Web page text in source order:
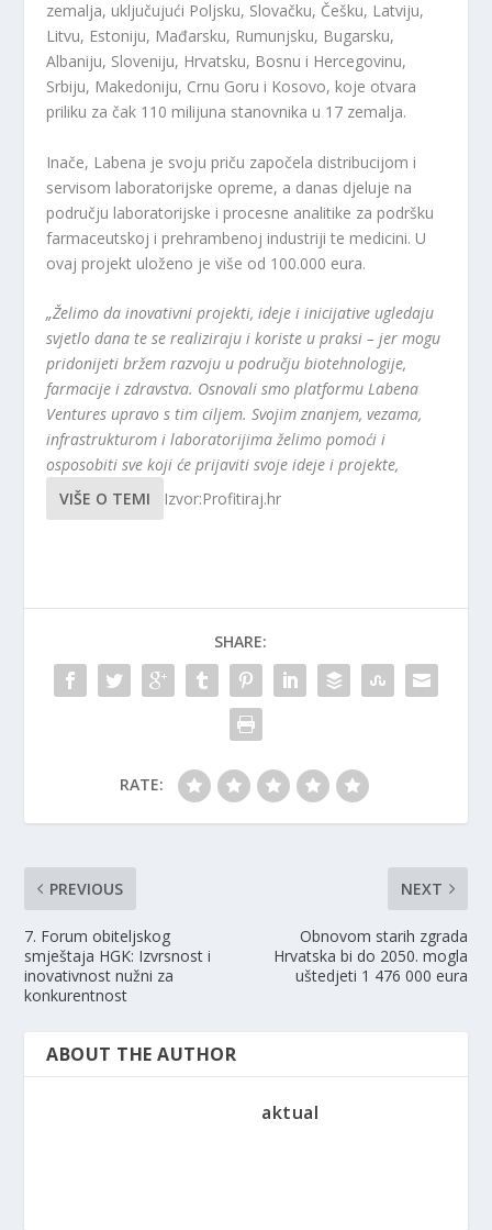
zemalja, uključujući Poljsku, Slovačku, Češku, Latviju,
Litvu, Estoniju, Mađarsku, Rumunjsku, Bugarsku,
Albaniju, Sloveniju, Hrvatsku, Bosnu i Hercegovinu,
Srbiju, Makedoniju, Crnu Goru i Kosovo, koje otvara
priliku za čak 110 milijuna stanovnika u 17 zemalja.
Inače, Labena je svoju priču započela distribucijom i
servisom laboratorijske opreme, a danas djeluje na
području laboratorijske i procesne analitike za podršku
farmaceutskoj i prehrambenoj industriji te medicini. U
ovaj projekt uloženo je više od 100.000 eura.
„Želimo da inovativni projekti, ideje i inicijative ugledaju
svjetlo dana te se realiziraju i koriste u praksi – jer mogu
pridonijeti bržem razvoju u području biotehnologije,
farmacije i zdravstva. Osnovali smo platformu Labena
Ventures upravo s tim ciljem. Svojim znanjem, vezama,
infrastrukturom i laboratorijima želimo pomoći i
osposobiti sve koji će prijaviti svoje ideje i projekte,
VIŠE O TEMI
Izvor:Profitiraj.hr
SHARE:
RATE:
PREVIOUS
7. Forum obiteljskog
smještaja HGK: Izvrsnost i
inovativnost nužni za
konkurentnost
NEXT
Obnovom starih zgrada
Hrvatska bi do 2050. mogla
uštedjeti 1 476 000 eura
ABOUT THE AUTHOR
aktual